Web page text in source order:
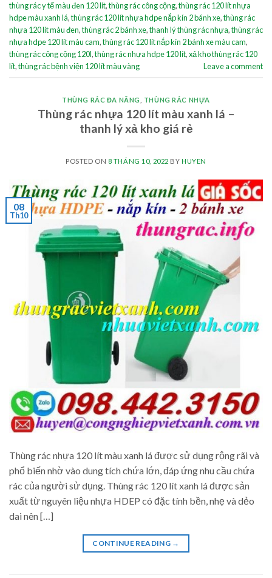
thùng rác y tế màu đen 120 lít,thùng rác công cộng,thùng rác 120 lít nhựa
hdpe màu xanh lá,thùng rác 120 lít nhựa hdpe nắp kín 2 bánh xe,thùng rác
nhựa 120 lít màu đen,thùng rác 2 bánh xe,thanh lý thùng rác nhựa,thùng rác
nhựa hdpe 120 lít màu cam,thùng rác 120 lít nắp kín 2 bánh xe màu cam,
thùng rác công cộng 120l,thùng rác nhựa hdpe 120 lít,xả kho thùng rác 120
lít,thùng rác bệnh viện 120 lít màu vàng Leave a comment
THÙNG RÁC ĐA NĂNG THÙNG RÁC NHỰA
Thùng rác nhựa 120 lít màu xanh lá –
thanh lý xả kho giá rẻ
POSTED ON 8 THÁNG 10, 2022 BY HUYEN
08
Th10
Thùng rác nhựa 120 lít màu xanh lá được sử dụng rộng rãi và
phổ biến nhờ vào dung tích chứa lớn, đáp ứng nhu cầu chứa
rác của người sử dụng. Thùng rác 120 lít xanh lá được sản
xuất từ nguyên liệu nhựa HDEP có đặc tính bền, nhẹ và dẻo
dai nên […]
CONTINUE READING →